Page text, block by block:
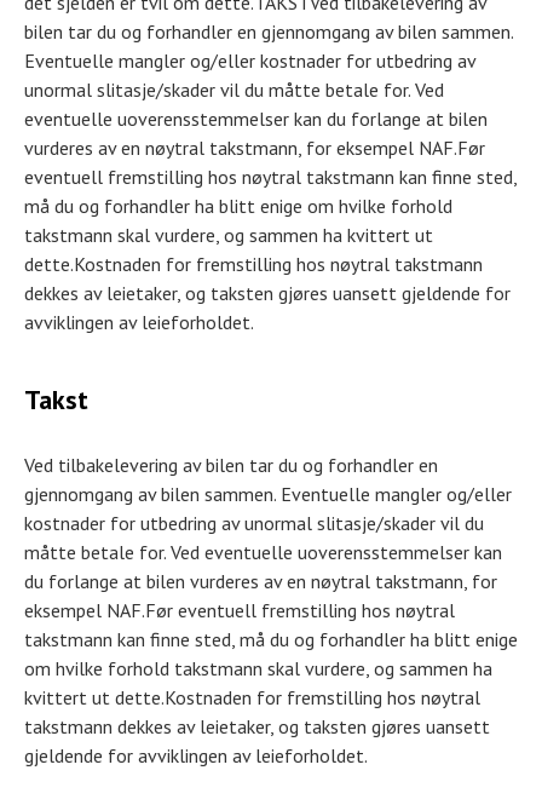
bilen tar du og forhandler en gjennomgang av bilen sammen.
Eventuelle mangler og/eller kostnader for utbedring av
unormal slitasje/skader vil du måtte betale for. Ved
eventuelle uoverensstemmelser kan du forlange at bilen
vurderes av en nøytral takstmann, for eksempel NAF.Før
eventuell fremstilling hos nøytral takstmann kan finne sted,
må du og forhandler ha blitt enige om hvilke forhold
takstmann skal vurdere, og sammen ha kvittert ut
dette.Kostnaden for fremstilling hos nøytral takstmann
dekkes av leietaker, og taksten gjøres uansett gjeldende for
avviklingen av leieforholdet.
Takst
Ved tilbakelevering av bilen tar du og forhandler en
gjennomgang av bilen sammen. Eventuelle mangler og/eller
kostnader for utbedring av unormal slitasje/skader vil du
måtte betale for. Ved eventuelle uoverensstemmelser kan
du forlange at bilen vurderes av en nøytral takstmann, for
eksempel NAF.Før eventuell fremstilling hos nøytral
takstmann kan finne sted, må du og forhandler ha blitt enige
om hvilke forhold takstmann skal vurdere, og sammen ha
kvittert ut dette.Kostnaden for fremstilling hos nøytral
takstmann dekkes av leietaker, og taksten gjøres uansett
gjeldende for avviklingen av leieforholdet.